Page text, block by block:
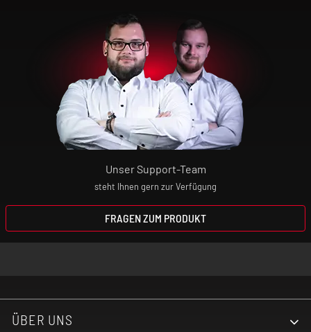
Unser Support-Team
steht Ihnen gern zur Verfügung
FRAGEN ZUM PRODUKT
ÜBER UNS